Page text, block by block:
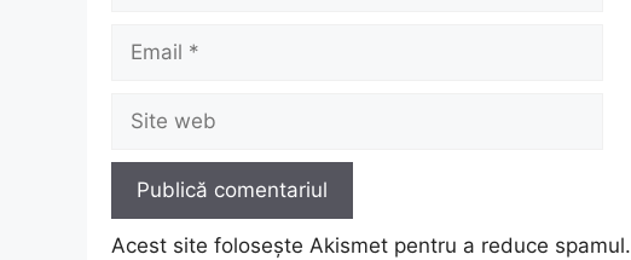
Email
Site
web
Acest site folosește Akismet pentru a reduce spamul.